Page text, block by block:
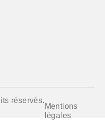
réservés.
Mentions
légales